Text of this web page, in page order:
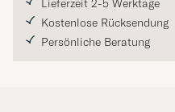
Lieferzeit 2-5 Werktage
Kostenlose Rücksendung
Persönliche Beratung